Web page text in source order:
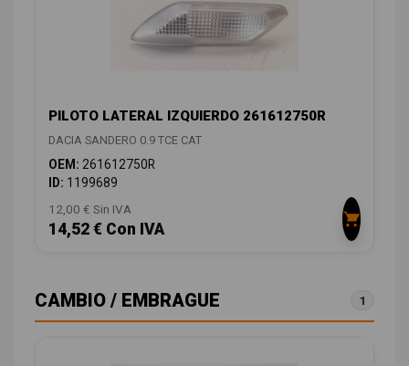
PILOTO LATERAL IZQUIERDO 261612750R
DACIA SANDERO 0.9 TCE CAT
OEM: 261612750R
ID: 1199689
12,00 € Sin IVA
14,52 € Con IVA
CAMBIO / EMBRAGUE 1